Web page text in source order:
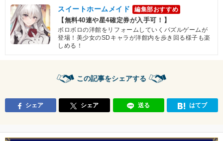
スイートホームメイド 編集部おすすめ
【無料40連や星4確定券が入手可！】
ボロボロの洋館をリフォームしていくパズルゲームが
登場！美少女のSDキャラが洋館内を歩き回る様子も楽
しめる！
この記事をシェアする
シェア シェア 送る はてブ